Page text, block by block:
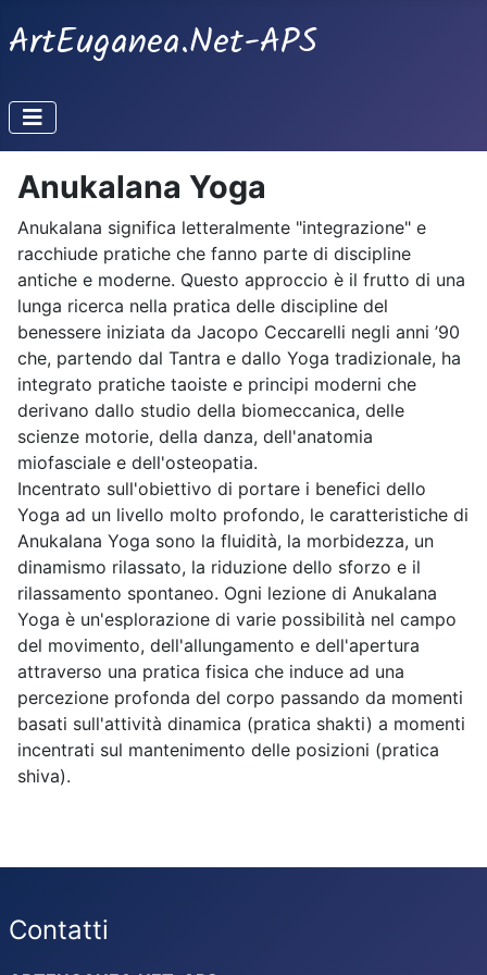
ArtEuganea.Net-APS
Anukalana Yoga
Anukalana significa letteralmente "integrazione" e
racchiude pratiche che fanno parte di discipline
antiche e moderne. Questo approccio è il frutto di una
lunga ricerca nella pratica delle discipline del
benessere iniziata da Jacopo Ceccarelli negli anni ’90
che, partendo dal Tantra e dallo Yoga tradizionale, ha
integrato pratiche taoiste e principi moderni che
derivano dallo studio della biomeccanica, delle
scienze motorie, della danza, dell'anatomia
miofasciale e dell'osteopatia.
Incentrato sull'obiettivo di portare i benefici dello
Yoga ad un livello molto profondo, le caratteristiche di
Anukalana Yoga sono la fluidità, la morbidezza, un
dinamismo rilassato, la riduzione dello sforzo e il
rilassamento spontaneo. Ogni lezione di Anukalana
Yoga è un'esplorazione di varie possibilità nel campo
del movimento, dell'allungamento e dell'apertura
attraverso una pratica fisica che induce ad una
percezione profonda del corpo passando da momenti
basati sull'attività dinamica (pratica shakti) a momenti
incentrati sul mantenimento delle posizioni (pratica
shiva).
Contatti